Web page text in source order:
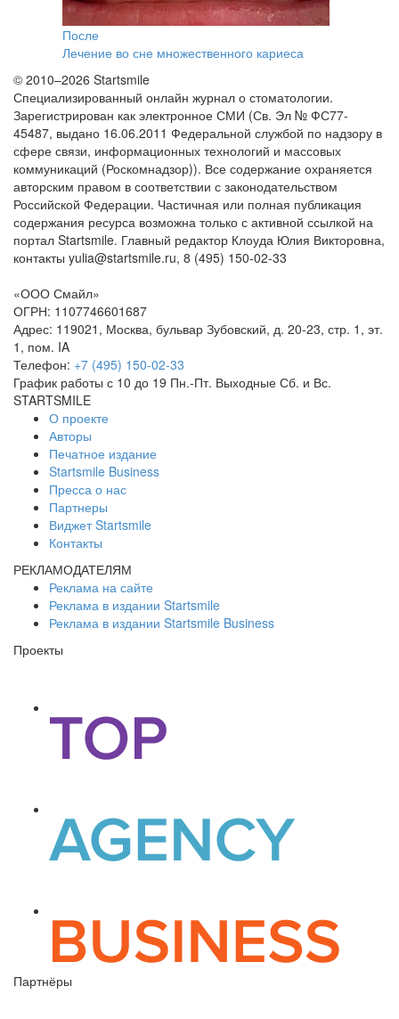
После
Лечение во сне множественного кариеса
© 2010–2026 Startsmile
Специализированный онлайн журнал о стоматологии.
Зарегистрирован как электронное СМИ (Св. Эл № ФС77-
45487, выдано 16.06.2011 Федеральной службой по надзору в
сфере связи, информационных технологий и массовых
коммуникаций (Роскомнадзор)). Все содержание охраняется
авторским правом в соответствии с законодательством
Российской Федерации. Частичная или полная публикация
содержания ресурса возможна только с активной ссылкой на
портал Startsmile. Главный редактор Клоуда Юлия Викторовна,
контакты yulia@startsmile.ru, 8 (495) 150-02-33
«ООО Смайл»
ОГРН: 1107746601687
Адрес: 119021 , Москва, бульвар Зубовский, д. 20-23, стр. 1, эт.
1, пом. IA
Телефон: +7 (495) 150-02-33
График работы с 10 до 19 Пн.-Пт. Выходные Сб. и Вс.
STARTSMILE
О проекте
Авторы
Печатное издание
Startsmile Business
Пресса о нас
Партнеры
Виджет Startsmile
Контакты
РЕКЛАМОДАТЕЛЯМ
Реклама на сайте
Реклама в издании Startsmile
Реклама в издании Startsmile Business
Проекты
Партнёры